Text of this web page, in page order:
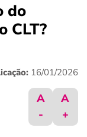
do
CLT?
16/01/2026
A
-
A
+